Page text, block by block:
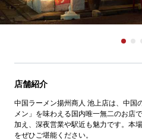
店舗紹介
中国ラーメン揚州商人 池上店は、中国
メン」を味わえる国内唯一無二のお店
加え、深夜営業や駅近も魅力です。本
をぜひご堪能ください。